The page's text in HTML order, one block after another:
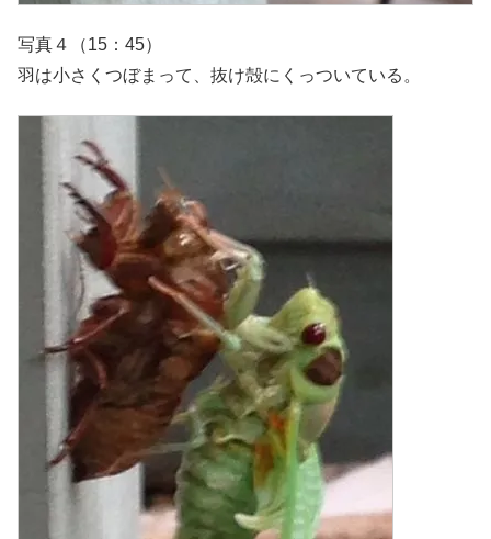
写真４（15：45）
羽は小さくつぼまって、抜け殻にくっついている。